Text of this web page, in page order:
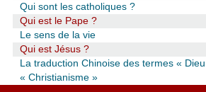
Qui sont les catholiques ?
Qui est le Pape ?
Le sens de la vie
Qui est Jésus ?
La traduction Chinoise des termes «
« Christianisme »